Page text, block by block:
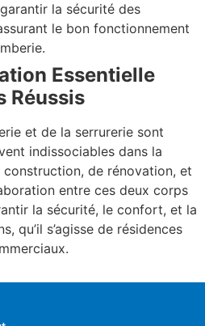
la sécurité des
le bon fonctionnement
Essentielle
Réussis
et de la serrurerie sont
indissociables dans la
de rénovation, et
entre ces deux corps
la sécurité, le confort, et la
qu’il s’agisse de résidences